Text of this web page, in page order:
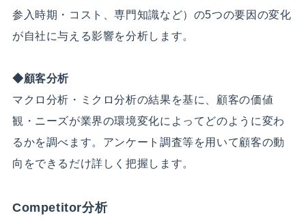
参入時期・コスト、専門知識など）の5つの要因の変化
が自社に与える影響を分析します。
◆顧客分析
マクロ分析・ミクロ分析の結果を基に、顧客の価値
観・ニーズが業界の環境変化によってどのように変わ
るかを調べます。アンケート調査等を用いて顧客の動
向をできるだけ詳しく把握します。
Competitor分析